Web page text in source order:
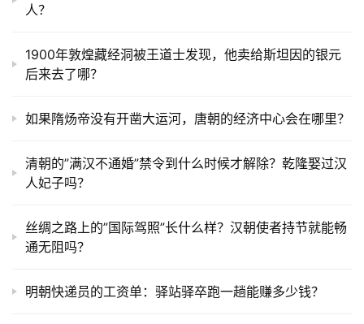
人？
1900年敦煌藏经洞被王道士发现，他卖给斯坦因的银元
后来去了哪？
如果隋炀帝没有开凿大运河，唐朝的经济中心会在哪里？
清朝的”满汉不通婚”禁令到什么时候才解除？乾隆娶过汉
人妃子吗？
丝绸之路上的”国际驾照”长什么样？汉朝使者持节就能畅
通无阻吗？
明朝快递员的工资单：驿站驿卒跑一趟能赚多少钱？